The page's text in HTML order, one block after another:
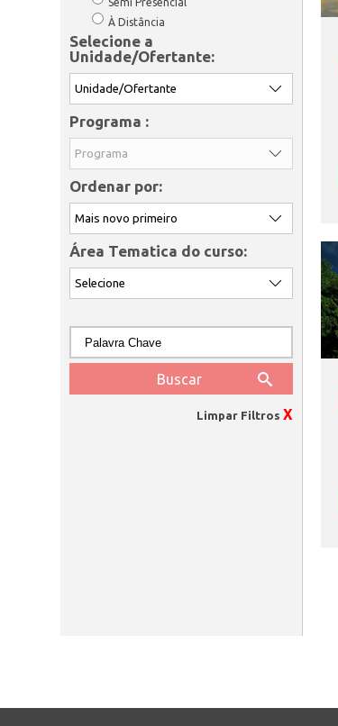
À Distância
Selecione a
Unidade/Ofertante:
Programa :
Ordenar por:
Área Tematica do curso:
Limpar Filtros X